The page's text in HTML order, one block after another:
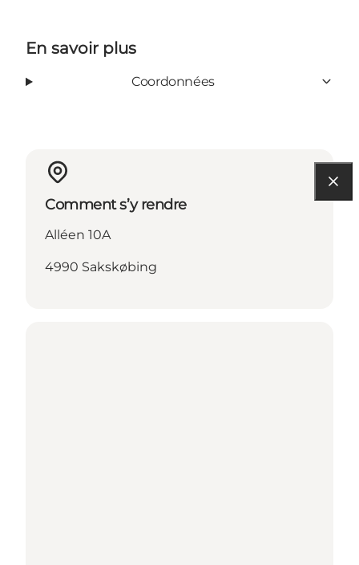
En savoir plus
Coordonnées
Comment s’y rendre
Alléen 10A
4990 Sakskøbing